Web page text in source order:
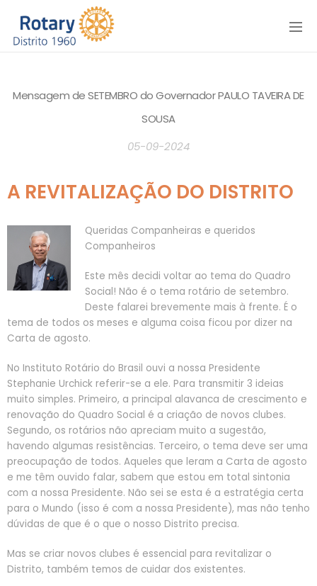
Menu
Mensagem de SETEMBRO do Governador PAULO TAVEIRA DE
SOUSA
05-09-2024
A REVITALIZAÇÃO DO DISTRITO
Queridas Companheiras e queridos
Companheiros
Este mês decidi voltar ao tema do Quadro
Social! Não é o tema rotário de setembro.
Deste falarei brevemente mais à frente. É o
tema de todos os meses e alguma coisa ficou por dizer na
Carta de agosto.
No Instituto Rotário do Brasil ouvi a nossa Presidente
Stephanie Urchick referir-se a ele. Para transmitir 3 ideias
muito simples. Primeiro, a principal alavanca de crescimento e
renovação do Quadro Social é a criação de novos clubes.
Segundo, os rotários não apreciam muito a sugestão,
havendo algumas resistências. Terceiro, o tema deve ser uma
preocupação de todos. Aqueles que leram a Carta de agosto
e me têm ouvido falar, sabem que estou em total sintonia
com a nossa Presidente. Não sei se esta é a estratégia certa
para o Mundo (isso é com a nossa Presidente), mas não tenho
dúvidas de que é o que o nosso Distrito precisa.
Mas se criar novos clubes é essencial para revitalizar o
Distrito, também temos de cuidar dos existentes.